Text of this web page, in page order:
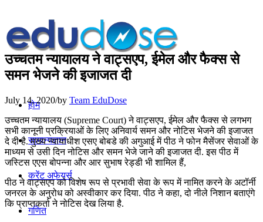
होम
सामान्यज्ञान
करेंट अफेयर्स
गणित
उच्चतम न्यायालय ने वाट्सएप, ईमेल और फैक्स से
समन भेजने की इजाजत दी
July 14, 2020/by Team EduDose
उच्चतम न्यायालय (Supreme Court) ने वाट्सएप, ईमेल और फैक्स से लगभग
सभी कानूनी प्रक्रियाओं के लिए अनिवार्य समन और नोटिस भेजने की इजाजत
दे दी है. मुख्य न्यायाधीश एसए बोबडे की अगुआई में पीठ ने फोन मैसेंजर सेवाओं के
माध्यम से उसी दिन नोटिस और समन भेजे जाने की इजाजत दी. इस पीठ में
जस्टिस एएस बोपन्ना और आर सुभाष रेड्डी भी शामिल हैं,
पीठ ने वाट्सएप को विशेष रूप से प्रभावी सेवा के रूप में नामित करने के अटॉर्नी
जनरल के अनुरोध को अस्वीकार कर दिया. पीठ ने कहा, दो नीले निशान बताएंगे
कि प्राप्तकर्ता ने नोटिस देख लिया है.